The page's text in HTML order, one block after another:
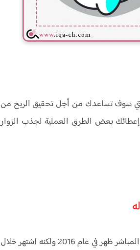
سوف تساعدك من أجل تحقيق الربح من
بعض الطرق العملية لجذب الزوار
عبر البث المباشر ظهر في عام 2016 ولكنه اشتهر خلال